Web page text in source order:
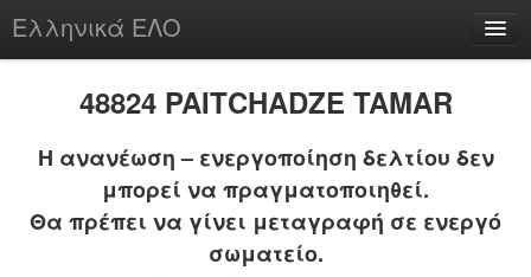
Ελληνικά ΕΛΟ
chesstu.be @ discord
Login
48824 PAITCHADZE TAMAR
Η ανανέωση – ενεργοποίηση δελτίου δεν
μπορεί να πραγματοποιηθεί.
Θα πρέπει να γίνει μεταγραφή σε ενεργό
σωματείο.